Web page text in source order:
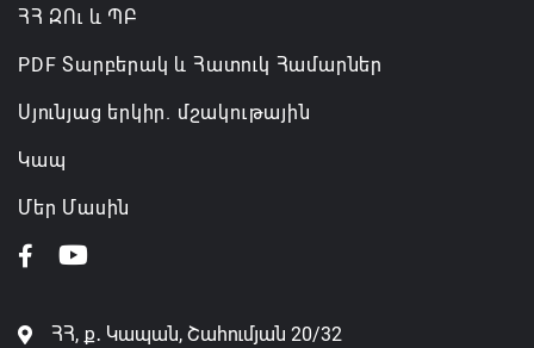
ՀՀ ԶՈւ և ՊԲ
PDF Տարբերակ և Հատուկ Համարներ
Սյունյաց երկիր. մշակութային
Կապ
Մեր Մասին
ՀՀ, ք․ Կապան, Շահումյան 20/32